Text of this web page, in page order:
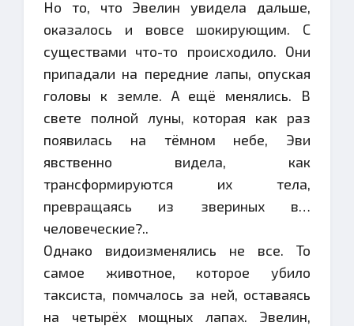
Но то, что Эвелин увидела дальше,
оказалось и вовсе шокирующим. С
существами что-то происходило. Они
припадали на передние лапы, опуская
головы к земле. А ещё менялись. В
свете полной луны, которая как раз
появилась на тёмном небе, Эви
явственно видела, как
трансформируются их тела,
превращаясь из звериных в…
человеческие?..
Однако видоизменялись не все. То
самое животное, которое убило
таксиста, помчалось за ней, оставаясь
на четырёх мощных лапах. Эвелин,